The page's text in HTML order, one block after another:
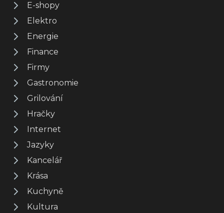
E-shopy
Elektro
Energie
Finance
Firmy
Gastronomie
Grilování
Hračky
Internet
Jazyky
Kancelář
Krása
Kuchyně
Kultura